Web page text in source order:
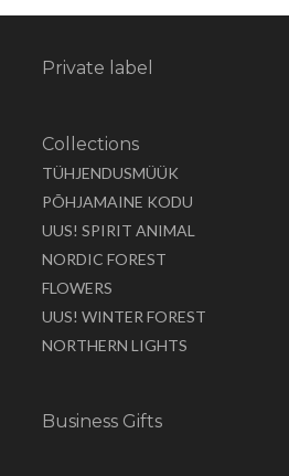
Private label
Collections
TÜHJENDUSMÜÜK
PÕHJAMAINE KODU
UUS! SPIRIT ANIMAL
NORDIC FOREST
FLOWERS
UUS! WINTER FOREST
NORTHERN LIGHTS
Business Gifts